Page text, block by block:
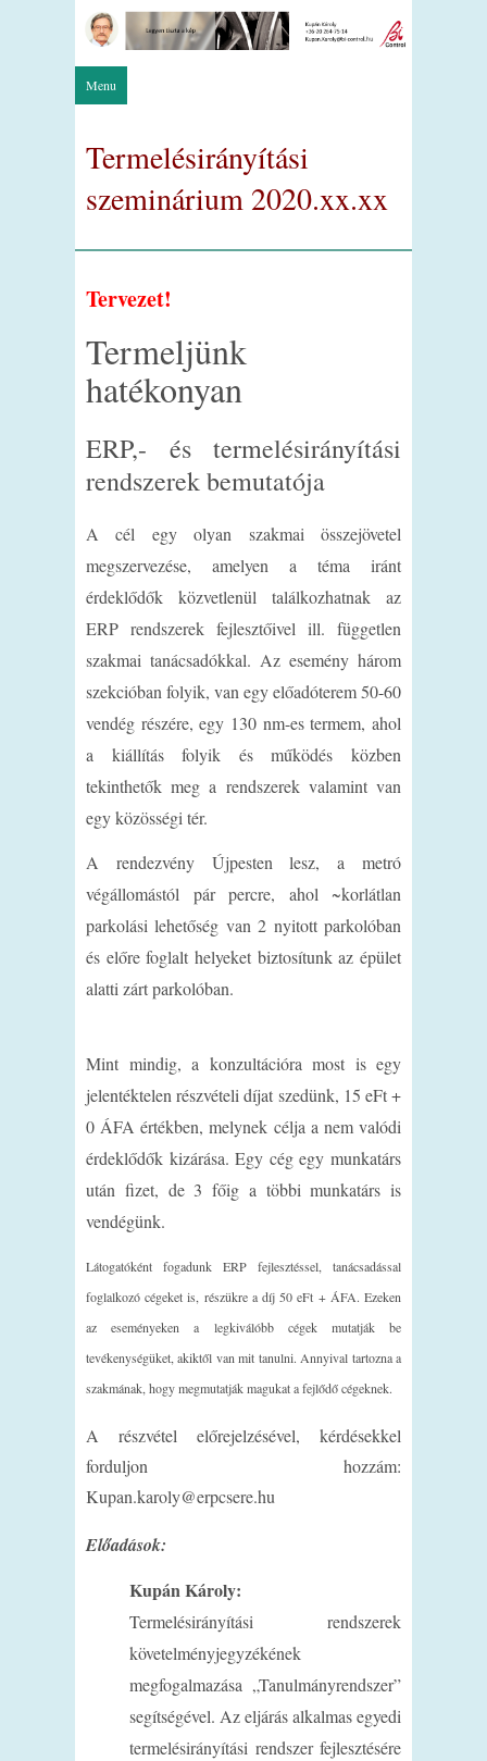
Menu
Termelésirányítási
szeminárium 2020.xx.xx
Tervezet!
Termeljünk
hatékonyan
ERP,- és termelésirányítási
rendszerek bemutatója
A cél egy olyan szakmai összejövetel
megszervezése, amelyen a téma iránt
érdeklődők közvetlenül találkozhatnak az
ERP rendszerek fejlesztőivel ill. független
szakmai tanácsadókkal. Az esemény három
szekcióban folyik, van egy előadóterem 50-60
vendég részére, egy 130 nm-es termem, ahol
a kiállítás folyik és működés közben
tekinthetők meg a rendszerek valamint van
egy közösségi tér.
A rendezvény Újpesten lesz, a metró
végállomástól pár percre, ahol ~korlátlan
parkolási lehetőség van 2 nyitott parkolóban
és előre foglalt helyeket biztosítunk az épület
alatti zárt parkolóban.
Mint mindig, a konzultációra most is egy
jelentéktelen részvételi díjat szedünk, 15 eFt +
0 ÁFA értékben, melynek célja a nem valódi
érdeklődők kizárása. Egy cég egy munkatárs
után fizet, de 3 főig a többi munkatárs is
vendégünk.
Látogatóként fogadunk ERP fejlesztéssel, tanácsadással
foglalkozó cégeket is, részükre a díj 50 eFt + ÁFA. Ezeken
az eseményeken a legkiválóbb cégek mutatják be
tevékenységüket, akiktől van mit tanulni. Annyival tartozna a
szakmának, hogy megmutatják magukat a fejlődő cégeknek.
A részvétel előrejelzésével, kérdésekkel
forduljon hozzám:
Kupan.karoly@erpcsere.hu
Előadások:
Kupán Károly:
Termelésirányítási rendszerek
követelményjegyzékének
megfogalmazása „Tanulmányrendszer”
segítségével. Az eljárás alkalmas egyedi
termelésirányítási rendszer fejlesztésére